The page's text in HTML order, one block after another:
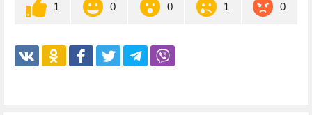
1 0 0 1 0